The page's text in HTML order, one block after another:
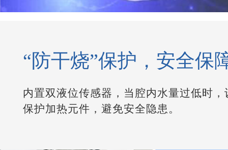
“防干烧”保护，安全保
内置双液位传感器，当腔内水量过低时
保护加热元件，避免安全隐患。